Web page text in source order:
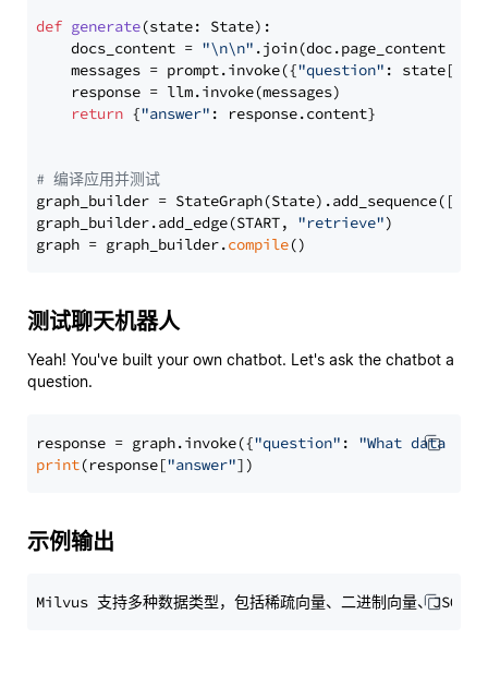
def generate(state: State):
    docs_content =
"\n\n" .join(doc.page_content
    messages = prompt.invoke({
"question" : state[
    response = llm.invoke(messages)
return {"answer" : response.content}
# 编译应用并测试
graph_builder =
graph_builder.add_edge(START, "retrieve")
graph = graph_builder.compile
测试聊天机器人
Yeah! You've built your own chatbot. Let's ask the chatbot a
question.
response = graph.invoke({"question" : "What data
print(response["answer"
示例输出